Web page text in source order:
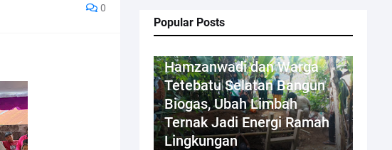
0
Popular Posts
Hamzanwadi dan Warga
Tetebatu Selatan Bangun
Biogas, Ubah Limbah
Ternak Jadi Energi Ramah
Lingkungan